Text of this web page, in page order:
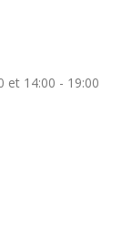
et 14:00 - 19:00